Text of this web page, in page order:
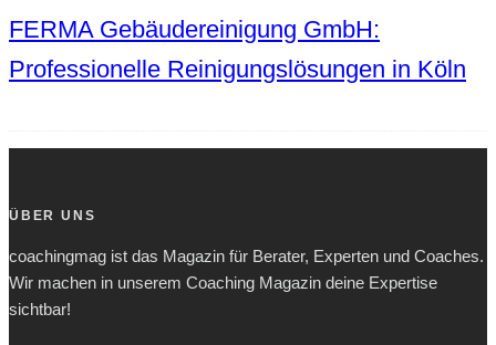
FERMA Gebäudereinigung GmbH:
Professionelle Reinigungslösungen in Köln
ÜBER UNS
coachingmag ist das Magazin für Berater, Experten und Coaches.
Wir machen in unserem Coaching Magazin deine Expertise
sichtbar!